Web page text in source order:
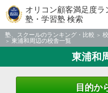
オリコン顧客満足度ラ
塾・学習塾 検索
塾、スクールのランキング・比較
東浦和周辺の校舎一覧
東浦和
目的か